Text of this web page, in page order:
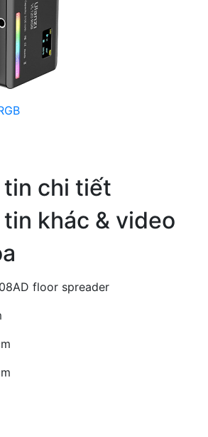
chi tiết
khác & video
floor spreader